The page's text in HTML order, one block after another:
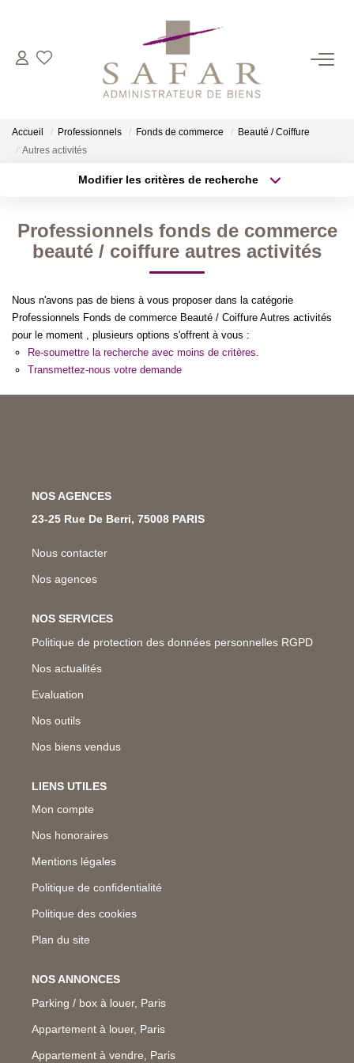
NOS CABINETS
Gescofim – Finorgest Paris
Gescofim - Finorgest Aulnay
Nous Rejoindre
NOS MÉTIERS
Nos Métiers
Nos Lettres Trimestrielles
Accueil Professionnels Fonds de commerce
Beauté / Coiffure
Autres activités
Modifier les critères de recherche
Sélectionnez...
Type de bien
Surface min
Créer une alerte
Professionnels fonds de commerce
beauté / coiffure autres activités
Nous n'avons pas de biens à vous proposer dans la catégorie
Professionnels Fonds de commerce Beauté / Coiffure Autres activités
pour le moment , plusieurs options s'offrent à vous :
Re-soumettre la recherche avec moins de critères.
Transmettez-nous votre demande
NOS AGENCES
23-25 Rue De Berri, 75008 PARIS
Nous contacter
Nos agences
NOS SERVICES
Politique de protection des données personnelles RGPD
Nos actualités
Evaluation
Nos outils
Nos biens vendus
LIENS UTILES
Mon compte
Nos honoraires
Mentions légales
Politique de confidentialité
Politique des cookies
Plan du site
NOS ANNONCES
Parking / box à louer, Paris
Appartement à louer, Paris
Appartement à vendre, Paris